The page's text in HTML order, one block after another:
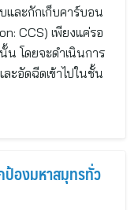
และกักเก็บคาร์บอน
CCS) เพียงแค่รอ
โดยจะดำเนินการ
ะอัดฉีดเข้าไปในชั้น
องมหาสมุทรทั่ว